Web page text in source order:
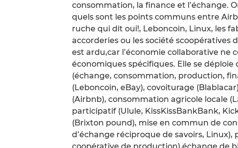
consommation, la finance et l’échange.
quels sont les points communs entre
ruche qui dit oui!, Leboncoin, Linux, les
accorderies ou les société
est ardu,car l’économie collaborative ne
économiques spécifiques. Elle se déploie
(échange, consommation, production,
(Leboncoin, eBay), covoiturage
(Airbnb), consommation agricole locale
participatif (Ulule, KissKissBankBank,
(Brixton pound), mise en commun de
d’échange réciproque de savoirs,